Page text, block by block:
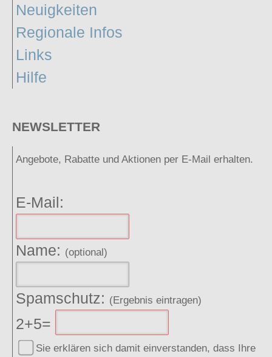
Neuigkeiten
Regionale Infos
Links
Hilfe
NEWSLETTER
Angebote, Rabatte und Aktionen per E-Mail erhalten.
E-Mail:
Name: (optional)
Spamschutz: (Ergebnis eintragen)
2+5=
Sie erklären sich damit einverstanden, dass Ihre